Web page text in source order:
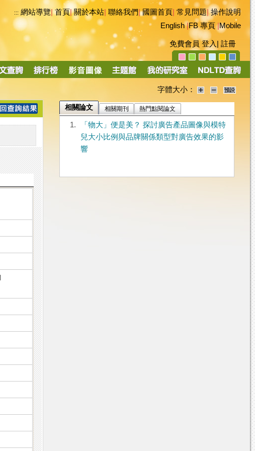
::: 網站導覽|首頁|關於本站 聯絡我們|國圖首頁 常見問題|操作說明
English|FB 專頁|Mobile
免費會員 登入 註冊
字體大小：
相關論文 相關期刊 熱門點閱論文
1.
「物大」便是美？ 探討廣告產品圖像與模特
兒大小比例與品牌關係類型對廣告效果的影
響